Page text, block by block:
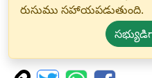
రుసుము సహాయపడుతుంది.